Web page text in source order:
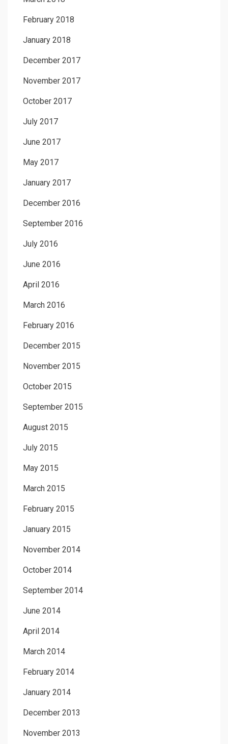
February 2018
January 2018
December 2017
November 2017
October 2017
July 2017
June 2017
May 2017
January 2017
December 2016
September 2016
July 2016
June 2016
April 2016
March 2016
February 2016
December 2015
November 2015
October 2015
September 2015
August 2015
July 2015
May 2015
March 2015
February 2015
January 2015
November 2014
October 2014
September 2014
June 2014
April 2014
March 2014
February 2014
January 2014
December 2013
November 2013